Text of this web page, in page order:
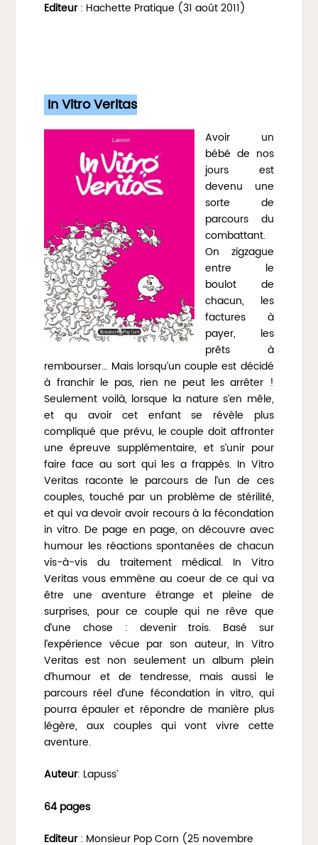
Editeur: Hachette Pratique (31 août 2011)
In Vitro Veritas
Avoir un
bébé de nos
jours est
devenu une
sorte de
parcours du
combattant.
On zigzague
entre le
boulot de
chacun, les
factures à
payer, les
prêts à
rembourser… Mais lorsqu’un couple est décidé
à franchir le pas, rien ne peut les arrêter !
Seulement voilà, lorsque la nature s’en mêle,
et qu avoir cet enfant se révèle plus
compliqué que prévu, le couple doit affronter
une épreuve supplémentaire, et s’unir pour
faire face au sort qui les a frappés. In Vitro
Veritas raconte le parcours de l’un de ces
couples, touché par un problème de stérilité,
et qui va devoir avoir recours à la fécondation
in vitro. De page en page, on découvre avec
humour les réactions spontanées de chacun
vis-à-vis du traitement médical. In Vitro
Veritas vous emmène au coeur de ce qui va
être une aventure étrange et pleine de
surprises, pour ce couple qui ne rêve que
d’une chose : devenir trois. Basé sur
l’expérience vécue par son auteur, In Vitro
Veritas est non seulement un album plein
d’humour et de tendresse, mais aussi le
parcours réel d’une fécondation in vitro, qui
pourra épauler et répondre de manière plus
légère, aux couples qui vont vivre cette
aventure.
Auteur: Lapuss’
64 pages
Editeur: Monsieur Pop Corn (25 novembre